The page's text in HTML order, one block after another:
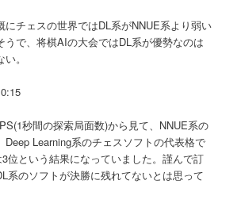
にチェスの世界ではDL系がNNUE系より弱い
うで、将棋AIの大会ではDL系が優勢なのは
。
秒間の探索局面数)から見て、NNUE系の
Deep Learning系のチェスソフトの代表格で
位という結果になっていました。謹んで訂
のソフトが決勝に残れてないとは思って